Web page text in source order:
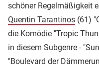
schöner Regelmäßigkeit
Quentin Tarantinos (61)
die Komödie "Tropic
in diesem Subgenre -
"Boulevard der